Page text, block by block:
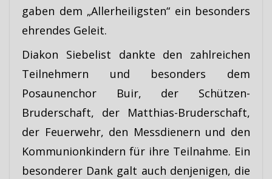
gaben dem „Allerheiligsten“ ein besonders
ehrendes Geleit.
Diakon Siebelist dankte den zahlreichen
Teilnehmern und besonders dem
Posaunenchor Buir, der Schützen-
Bruderschaft, der Matthias-Bruderschaft,
der Feuerwehr, den Messdienern und den
Kommunionkindern für ihre Teilnahme. Ein
besonderer Dank galt auch denjenigen, die